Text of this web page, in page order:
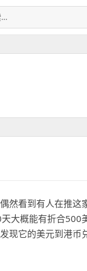
然看到有人在推这
大概能有折合500
现它的美元到港币